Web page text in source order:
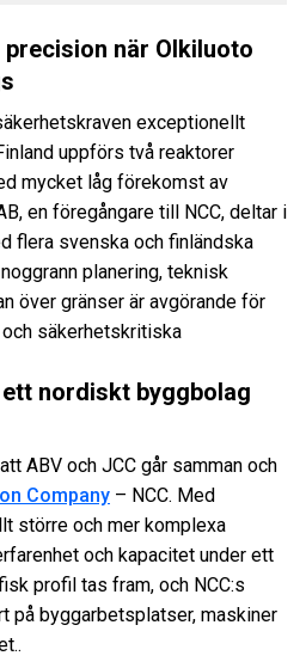
när Olkiluoto
exceptionellt
uppförs två reaktorer
mycket låg förekomst av
en föregångare till NCC, deltar i
flera svenska och finländska
planering, teknisk
över gränser är avgörande för
säkerhetskritiska
ett nordiskt byggbolag
ABV och JCC går samman och
Company – NCC. Med
större och mer komplexa
och kapacitet under ett
profil tas fram, och NCC:s
på byggarbetsplatser, maskiner